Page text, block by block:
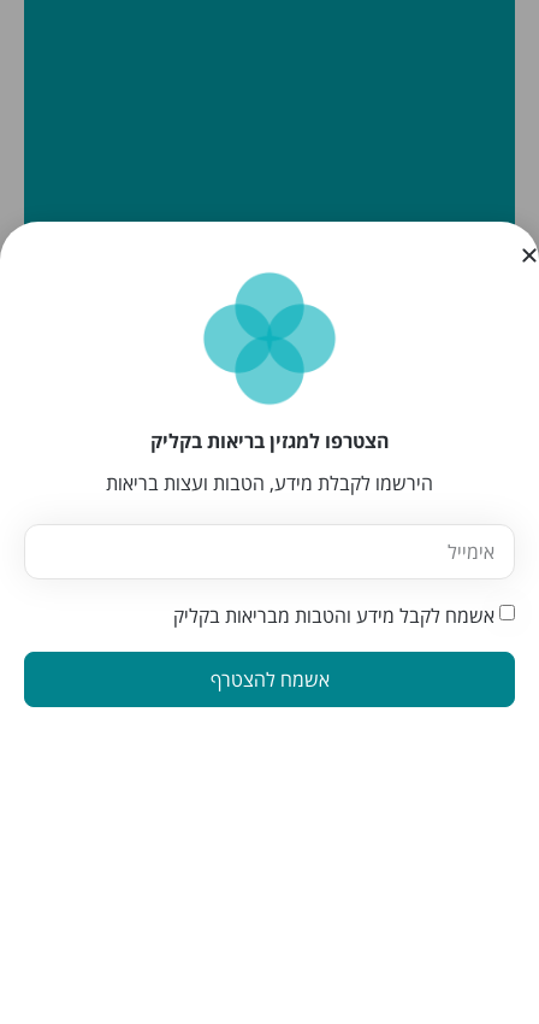
הצטרפו למגזין בריאות בקליק
הירשמו לקבלת מידע, הטבות ועצות בריאות
אשמח לקבל מידע והטבות מבריאות בקליק
אשמח להצטרף